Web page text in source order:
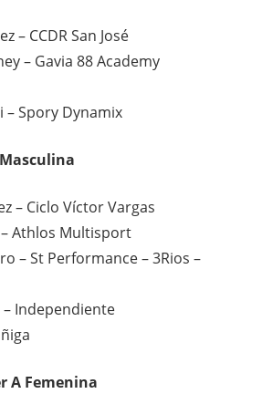
– CCDR San José
– Gavia 88 Academy
– Spory Dynamix
– Ciclo Víctor Vargas
Athlos Multisport
– St Performance – 3Rios –
– Independiente
A Femenina